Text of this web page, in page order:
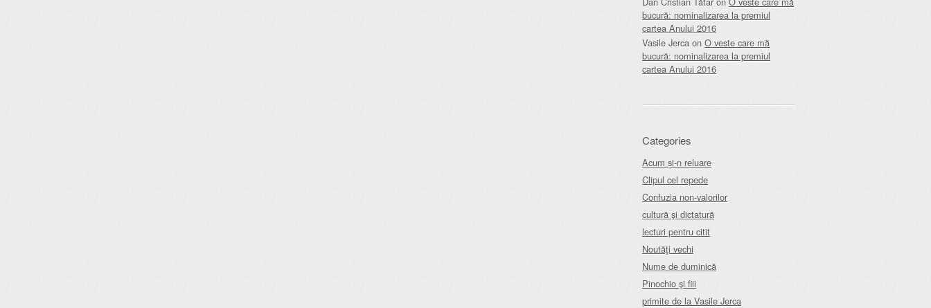
bucură: nominalizarea la premiul
cartea Anului 2016
Vasile Jerca on O veste care mă
bucură: nominalizarea la premiul
cartea Anului 2016
Categories
Acum și-n reluare
Clipul cel repede
Confuzia non-valorilor
cultură şi dictatură
lecturi pentru citit
Noutăţi vechi
Nume de duminică
Pinochio şi fiii
primite de la Vasile Jerca